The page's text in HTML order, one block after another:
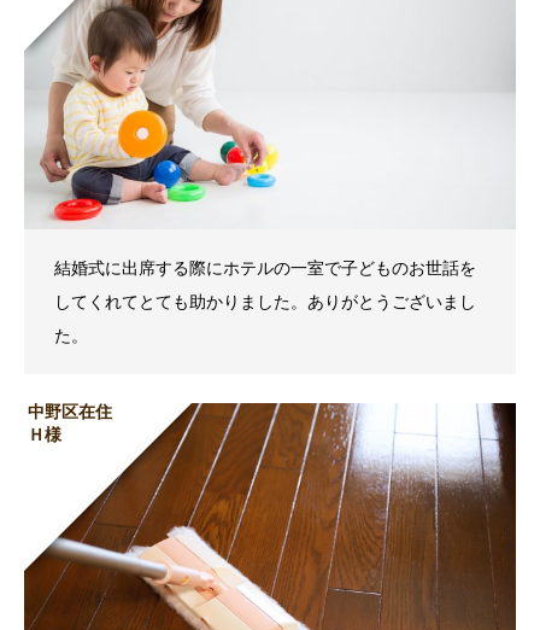
結婚式に出席する際にホテルの一室で子どものお世話を
してくれてとても助かりました。ありがとうございまし
た。
中野区在住
Ｈ様